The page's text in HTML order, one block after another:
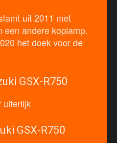
uit 2011 met
een andere koplamp.
het doek voor de
GSX-R750
uiterlijk
GSX-R750